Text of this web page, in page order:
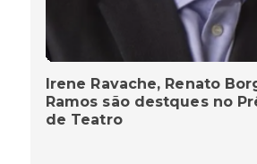
Irene Ravache, Renato
Ramos são destques no
de Teatro